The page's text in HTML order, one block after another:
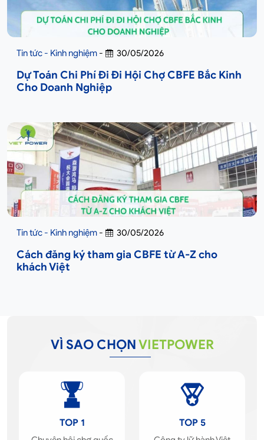
Tin tức - Kinh nghiệm - 30/05/2026
Dự Toán Chi Phí Đi Đi Hội Chợ CBFE Bắc Kinh
Cho Doanh Nghiệp
Tin tức - Kinh nghiệm - 30/05/2026
Cách đăng ký tham gia CBFE từ A-Z cho
khách Việt
VÌ SAO CHỌNVIETPOWER
TOP 1 TOP 5